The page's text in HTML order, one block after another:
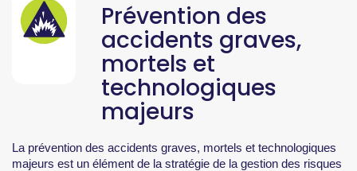
Prévention des
accidents graves,
mortels et
technologiques
majeurs
La prévention des accidents graves, mortels et technologiques
majeurs est un élément de la stratégie de la gestion des risques